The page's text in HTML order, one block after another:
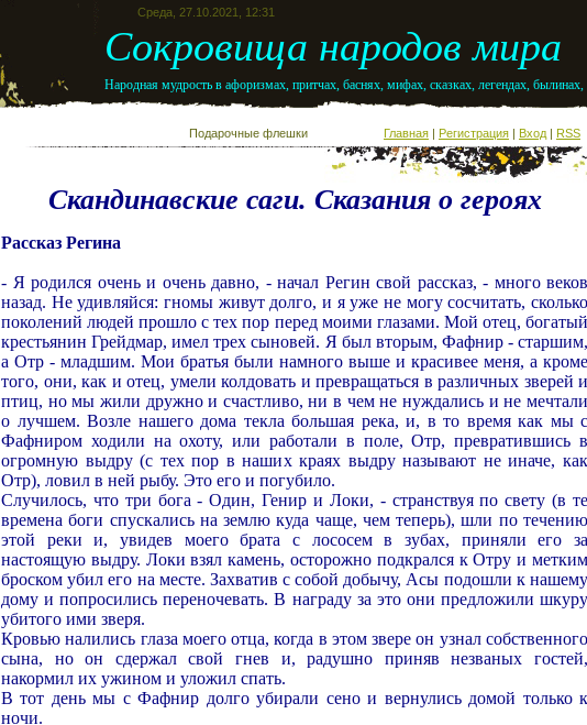
Среда, 27.10.2021, 12:31
Сокровища народов мира
Народная мудрость в афоризмах, притчах, баснях, мифах, сказках, легендах,
Подарочные флешки Главная | Регистрация | Вход | RSS
Скандинавские саги. Сказания о героях
Рассказ Регина
- Я родился очень и очень давно, - начал Регин свой рассказ, - много веков
назад. Не удивляйся: гномы живут долго, и я уже не могу сосчитать, сколько
поколений людей прошло с тех пор перед моими глазами. Мой отец, богатый
крестьянин Грейдмар, имел трех сыновей. Я был вторым, Фафнир - старшим,
а Отр - младшим. Мои братья были намного выше и красивее меня, а кроме
того, они, как и отец, умели колдовать и превращаться в различных зверей и
птиц, но мы жили дружно и счастливо, ни в чем не нуждались и не мечтали
о лучшем. Возле нашего дома текла большая река, и, в то время как мы с
Фафниром ходили на охоту, или работали в поле, Отр, превратившись в
огромную выдру (с тех пор в наших краях выдру называют не иначе, как
Отр), ловил в ней рыбу. Это его и погубило.
Случилось, что три бога - Один, Генир и Локи, - странствуя по свету (в те
времена боги спускались на землю куда чаще, чем теперь), шли по течению
этой реки и, увидев моего брата с лососем в зубах, приняли его за
настоящую выдру. Локи взял камень, осторожно подкрался к Отру и метким
броском убил его на месте. Захватив с собой добычу, Асы подошли к нашему
дому и попросились переночевать. В награду за это они предложили шкуру
убитого ими зверя.
Кровью налились глаза моего отца, когда в этом звере он узнал собственного
сына, но он сдержал свой гнев и, радушно приняв незваных гостей,
накормил их ужином и уложил спать.
В тот день мы с Фафнир долго убирали сено и вернулись домой только к
ночи.